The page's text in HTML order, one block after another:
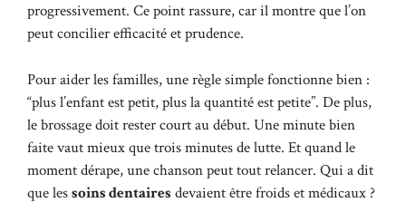
progressivement. Ce point rassure, car il montre que l’on
peut concilier efficacité et prudence.
Pour aider les familles, une règle simple fonctionne bien :
“plus l’enfant est petit, plus la quantité est petite”. De plus,
le brossage doit rester court au début. Une minute bien
faite vaut mieux que trois minutes de lutte. Et quand le
moment dérape, une chanson peut tout relancer. Qui a dit
que lessoins dentaires devaient être froids et médicaux ?